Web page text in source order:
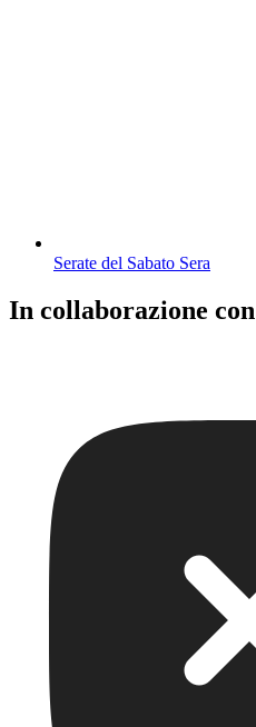
Serate del Sabato Sera
In collaborazione con